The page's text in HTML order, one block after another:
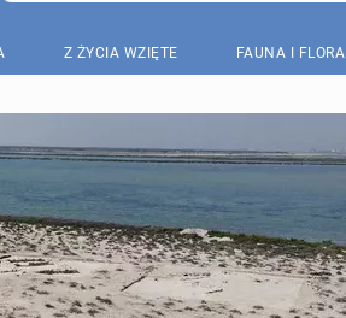
Z ŻYCIA WZIĘTE FAUNA I FLORA